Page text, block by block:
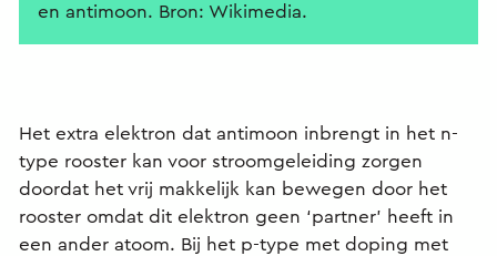
en antimoon. Bron: Wikimedia.
Het extra elektron dat antimoon inbrengt in het n-
type rooster kan voor stroomgeleiding zorgen
doordat het vrij makkelijk kan bewegen door het
rooster omdat dit elektron geen ‘partner’ heeft in
een ander atoom. Bij het p-type met doping met